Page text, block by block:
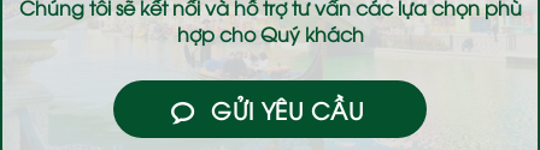
Chúng tôi sẽ kết nối và hỗ trợ tư vấn các lựa chọn phù
hợp cho Quý khách
GỬI YÊU CẦU